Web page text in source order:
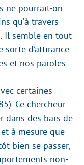
ne pourrait-on
qu’à travers
Il semble en tout
sorte d’attirance
et nos paroles.
certaines
Ce chercheur
dans des bars de
à mesure que
bien se passer,
non-